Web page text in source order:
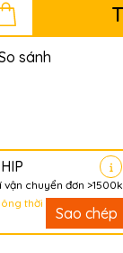
sánh
vận chuyển đơn >1500k
thời
Sao chép